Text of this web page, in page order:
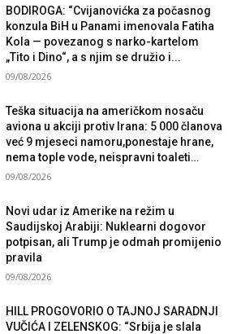
BODIROGA: “Cvijanovićka za počasnog
konzula BiH u Panami imenovala Fatiha
Kola — povezanog s narko-kartelom
„Tito i Dino“, a s njim se družio i...
09/08/2026
Teška situacija na američkom nosaču
aviona u akciji protiv Irana: 5 000 članova
već 9 mjeseci namoru,ponestaje hrane,
nema tople vode, neispravni toaleti…
09/08/2026
Novi udar iz Amerike na režim u
Saudijskoj Arabiji: Nuklearni dogovor
potpisan, ali Trump je odmah promijenio
pravila
09/08/2026
HILL PROGOVORIO O TAJNOJ SARADNJI
VUČIĆA I ZELENSKOG: “Srbija je slala